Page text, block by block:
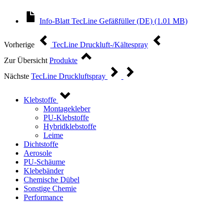
Info-Blatt TecLine Gefäßfüller (DE) (1.01 MB)
Vorherige
TecLine Druckluft-/Kältespray
Zur Übersicht Produkte
Nächste TecLine Druckluftspray
Klebstoffe
Montagekleber
PU-Klebstoffe
Hybridklebstoffe
Leime
Dichtstoffe
Aerosole
PU-Schäume
Klebebänder
Chemische Dübel
Sonstige Chemie
Performance